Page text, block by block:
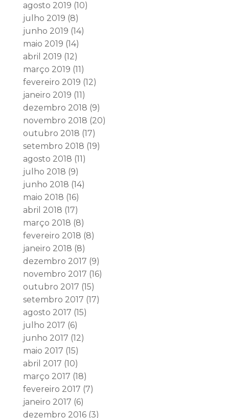
agosto 2019 (10)
julho 2019 (8)
junho 2019 (14)
maio 2019 (14)
abril 2019 (12)
março 2019 (11)
fevereiro 2019 (12)
janeiro 2019 (11)
dezembro 2018 (9)
novembro 2018 (20)
outubro 2018 (17)
setembro 2018 (19)
agosto 2018 (11)
julho 2018 (9)
junho 2018 (14)
maio 2018 (16)
abril 2018 (17)
março 2018 (8)
fevereiro 2018 (8)
janeiro 2018 (8)
dezembro 2017 (9)
novembro 2017 (16)
outubro 2017 (15)
setembro 2017 (17)
agosto 2017 (15)
julho 2017 (6)
junho 2017 (12)
maio 2017 (15)
abril 2017 (10)
março 2017 (18)
fevereiro 2017 (7)
janeiro 2017 (6)
dezembro 2016(3)